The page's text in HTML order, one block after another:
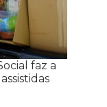
faz a